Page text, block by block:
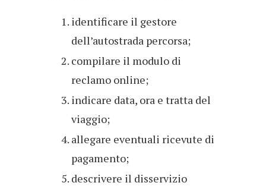
identificare il gestore
dell’autostrada percorsa;
compilare il modulo di
reclamo online;
indicare data, ora e tratta del
viaggio;
allegare eventuali ricevute di
pagamento;
descrivere il disservizio